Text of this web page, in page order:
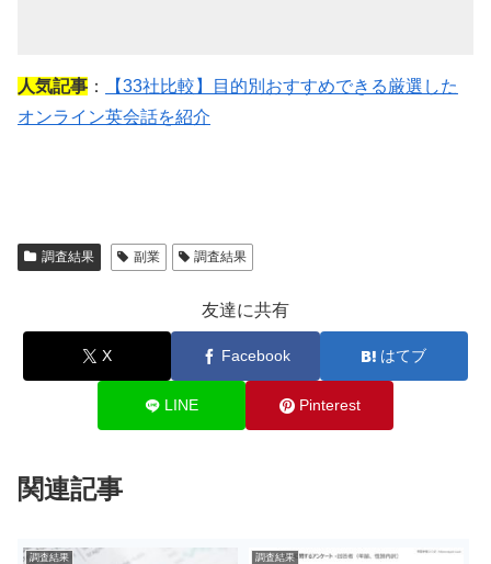
人気記事 ：
【33社比較】目的別おすすめできる厳選した
オンライン英会話を紹介
調査結果 副業 調査結果
友達に共有
X Facebook はてブ
LINE Pinterest
関連記事
調査結果 調査結果